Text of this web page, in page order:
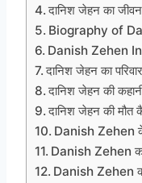
दानिश जेहन का
Biography of
Danish Zehen
दानिश जेहन का परिवार
दानिश जेहन की
दानिश जेहन की मौत
Danish Zehen
Danish Zehen का
Danish Zehen